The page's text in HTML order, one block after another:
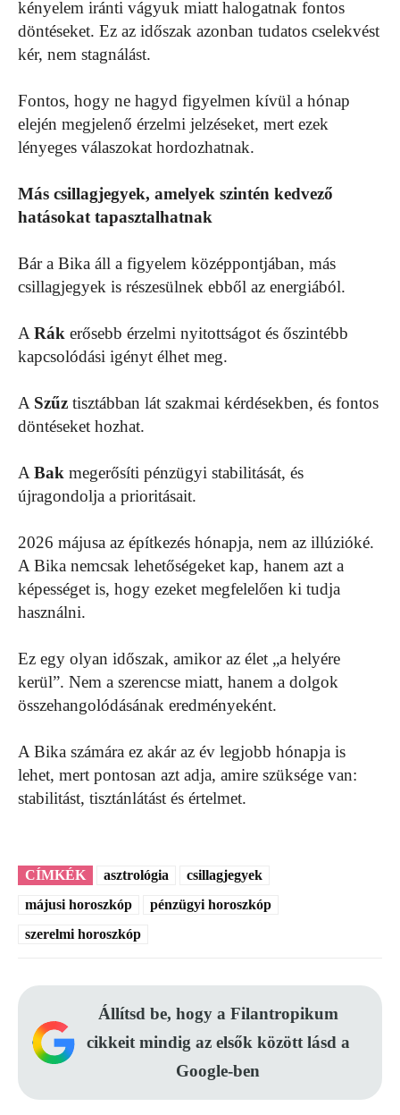
kényelem iránti vágyuk miatt halogatnak fontos
döntéseket. Ez az időszak azonban tudatos cselekvést
kér, nem stagnálást.
Fontos, hogy ne hagyd figyelmen kívül a hónap
elején megjelenő érzelmi jelzéseket, mert ezek
lényeges válaszokat hordozhatnak.
Más csillagjegyek, amelyek szintén kedvező
hatásokat tapasztalhatnak
Bár a Bika áll a figyelem középpontjában, más
csillagjegyek is részesülnek ebből az energiából.
A Rák erősebb érzelmi nyitottságot és őszintébb
kapcsolódási igényt élhet meg.
A Szűz tisztábban lát szakmai kérdésekben, és fontos
döntéseket hozhat.
A Bak megerősíti pénzügyi stabilitását, és
újragondolja a prioritásait.
2026 májusa az építkezés hónapja, nem az illúzióké.
A Bika nemcsak lehetőségeket kap, hanem azt a
képességet is, hogy ezeket megfelelően ki tudja
használni.
Ez egy olyan időszak, amikor az élet „a helyére
kerül”. Nem a szerencse miatt, hanem a dolgok
összehangolódásának eredményeként.
A Bika számára ez akár az év legjobb hónapja is
lehet, mert pontosan azt adja, amire szüksége van:
stabilitást, tisztánlátást és értelmet.
CÍMKÉK asztrológia
csillagjegyek
májusi horoszkóp
pénzügyi horoszkóp
szerelmi horoszkóp
Állítsd be, hogy a Filantropikum
cikkeit mindig az elsők között lásd a
Google-ben